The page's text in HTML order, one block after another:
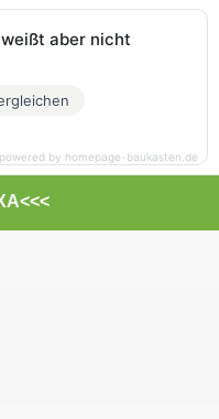
aber nicht
powered by homepage-baukasten.de